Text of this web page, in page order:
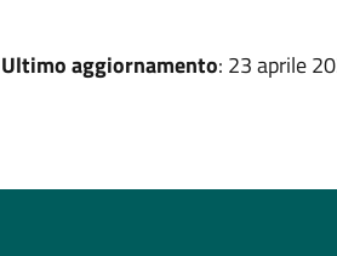
Ultimo aggiornamento: 23 aprile